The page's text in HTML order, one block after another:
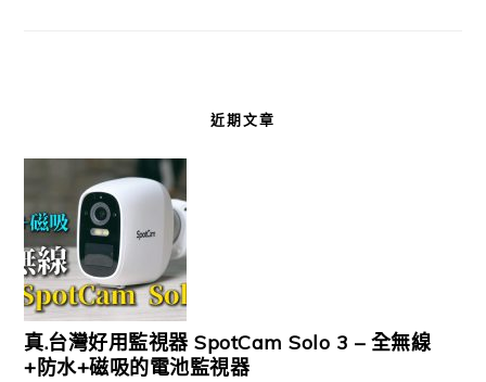
近期文章
真.台灣好用監視器 SpotCam Solo 3 – 全無線
+防水+磁吸的電池監視器